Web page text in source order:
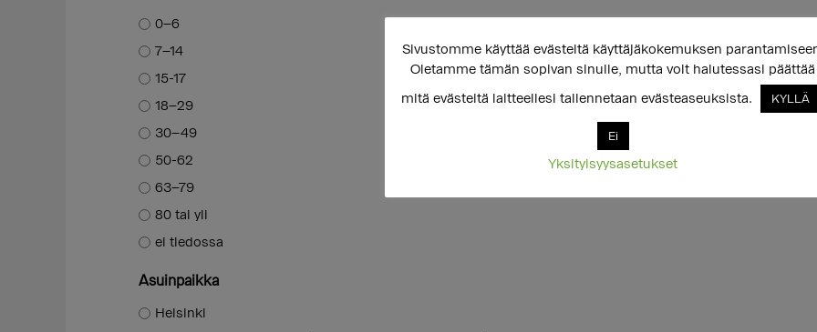
0–6
7–14
15-17
18–29
30–49
50-62
63–79
80 tai yli
ei tiedossa
Asuinpaikka
Helsinki
Sivustomme käyttää evästeitä käyttäjäkokemuksen
Oletamme tämän sopivan sinulle, mutta voit halutessasi päättää
mitä evästeitä laitteellesi tallennetaan evästeaseuksista. KYLLÄ
Ei
Yksityisyysasetukset